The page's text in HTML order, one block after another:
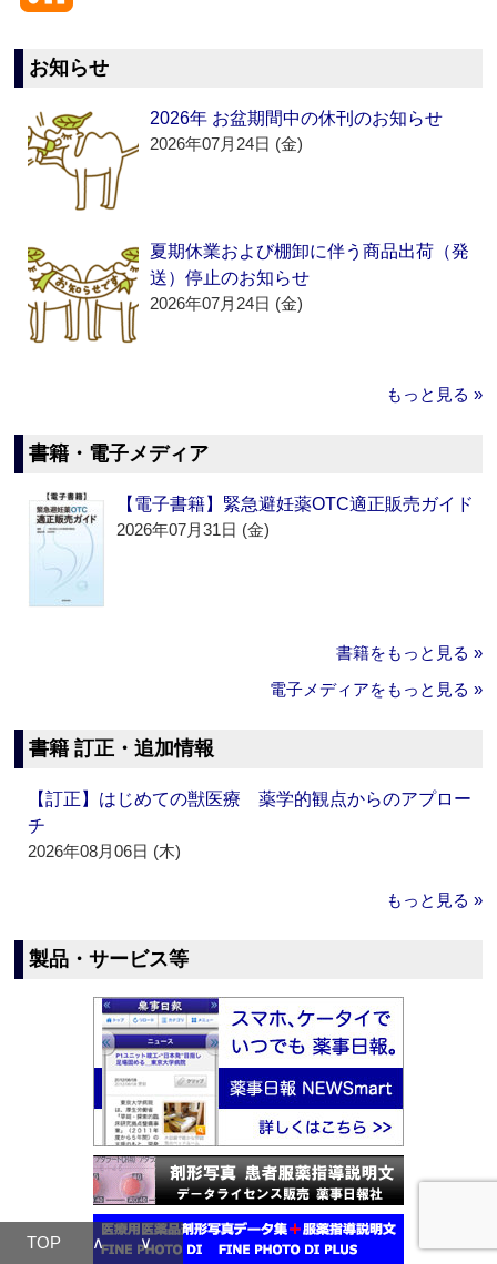
お知らせ
2026年 お盆期間中の休刊のお知らせ
2026年07月24日 (金)
夏期休業および棚卸に伴う商品出荷（発
送）停止のお知らせ
2026年07月24日 (金)
もっと見る »
書籍・電子メディア
【電子書籍】緊急避妊薬OTC適正販売ガイド
2026年07月31日 (金)
書籍をもっと見る »
電子メディアをもっと見る »
書籍 訂正・追加情報
【訂正】はじめての獣医療 薬学的観点からのアプロー
チ
2026年08月06日 (木)
もっと見る »
製品・サービス等
TOP ∧ ∨